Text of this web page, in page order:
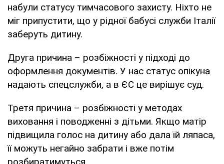
набули статусу тимчасового захисту. Ніхто не
міг припустити, що у рідної бабусі служби Італії
заберуть дитину.
Друга причина – розбіжності у підході до
оформлення документів. У нас статус опікуна
надають спецслужби, а в ЄС це вирішує суд.
Третя причина – розбіжності у методах
виховання і поводженні з дітьми. Якщо матір
підвищила голос на дитину або дала їй ляпаса,
її можуть негайно забрати і вже потім